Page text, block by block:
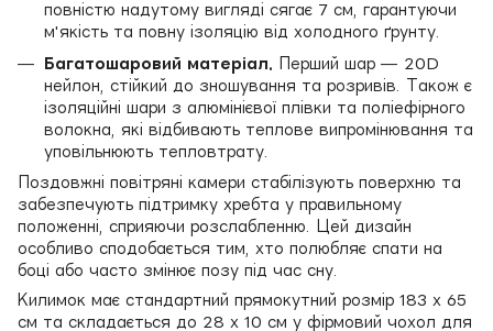
повністю надутому вигляді сягає 7 см, гарантуючи
м'якість та повну ізоляцію від холодного ґрунту.
Багатошаровий матеріал.
Перший шар — 20D
нейлон, стійкий до зношування та розривів. Також є
ізоляційні шари з алюмінієвої плівки та поліефірного
волокна, які відбивають теплове випромінювання та
уповільнюють тепловтрату.
Поздовжні повітряні камери стабілізують поверхню та
забезпечують підтримку хребта у правильному
положенні, сприяючи розслабленню. Цей дизайн
особливо сподобається тим, хто полюбляє спати на
боці або часто змінює позу під час сну.
Килимок має стандартний прямокутний розмір 183 х 65
см та складається до 28 х 10 см у фірмовий чохол для